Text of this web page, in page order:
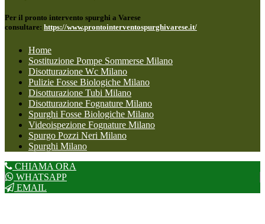
Per il pronto intervento spurghi a Varese
consultare: https://www.prontointerventospurghivarese.it/
Home
Sostituzione Pompe Sommerse Milano
Disotturazione Wc Milano
Pulizie Fosse Biologiche Milano
Disotturazione Tubi Milano
Disotturazione Fognature Milano
Spurghi Fosse Biologiche Milano
Videoispezione Fognature Milano
Spurgo Pozzi Neri Milano
Spurghi Milano
CHIAMA ORA
WHATSAPP
EMAIL